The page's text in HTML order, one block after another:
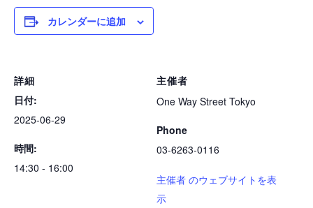
カレンダーに追加
詳細
日付:
2025-06-29
時間:
14:30 - 16:00
主催者
One Way Street Tokyo
Phone
03-6263-0116
主催者 のウェブサイトを表
示